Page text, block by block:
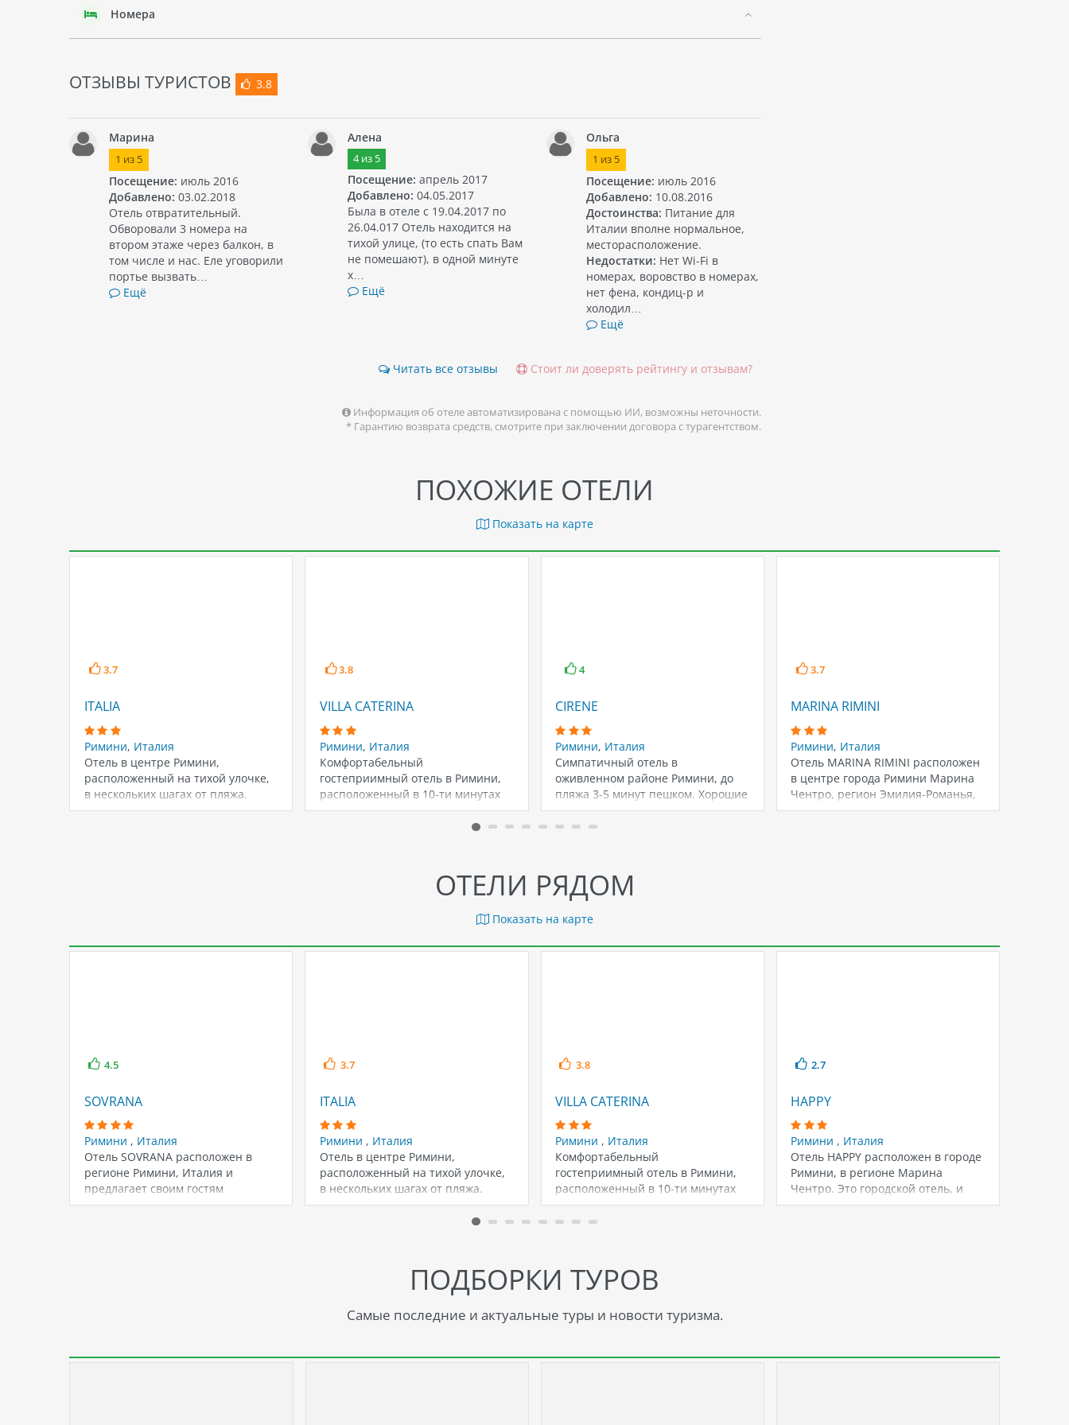
Номера
ОТЗЫВЫ ТУРИСТОВ 3.8
Марина
1 из 5
Посещение: июль 2016
Добавлено: 03.02.2018
Отель отвратительный.
Обворовали 3 номера на
втором этаже через балкон, в
том числе и нас. Еле уговорили
портье вызвать…
Ещё
Алена
4из 5
Посещение: апрель 2017
Добавлено: 04.05.2017
Была в отеле с 19.04.2017 по
26.04.017 Отель находится на
тихой улице, (то есть спать Вам
не помешают), в одной минуте
х…
Ещё
Ольга
1 из 5
Посещение: июль 2016
Добавлено: 10.08.2016
Достоинства: Питание для
Италии вполне нормальное,
месторасположение.
Недостатки: Нет Wi-Fi в
номерах, воровство в номерах,
нет фена, кондиц-р и
холодил…
Ещё
Читать все отзывы Стоит ли доверять рейтингу и отзывам?
Информация об отеле автоматизирована с помощью ИИ, возможны неточности.
* Гарантию возврата средств, смотрите при заключении договора с турагентством.
ПОХОЖИЕ ОТЕЛИ
Показать на карте
3.7
ITALIA
Римини, Италия
Отель в центре Римини,
расположенный на тихой улочке,
в нескольких шагах от пляжа.
Номера аккуратно…
3.8
VILLA CATERINA
Римини, Италия
Комфортабельный
гостеприимный отель в Римини,
расположенный в 10-ти минутах
ходьбы от пляжа и старинных
достопримечательностей,…
4
CIRENE
Римини, Италия
Симпатичный отель в
оживленном районе Римини, до
пляжа 3-5 минут пешком. Хорошие
условия размещения, удобные…
3.7
MARINA RIMINI
Римини, Италия
Отель MARINA RIMINI расположен
в центре города Римини Марина
Чентро, регион Эмилия-Романья,
Италия. Отель предлагает…
ОТЕЛИ РЯДОМ
Показать на карте
4.5
SOVRANA
Римини , Италия
Отель SOVRANA расположен в
регионе Римини, Италия и
предлагает своим гостям
комфортное проживание в
3.7
ITALIA
Римини , Италия
Отель в центре Римини,
расположенный на тихой улочке,
в нескольких шагах от пляжа.
Номера аккуратно…
3.8
VILLA CATERINA
Римини , Италия
Комфортабельный
гостеприимный отель в Римини,
расположенный в 10-ти минутах
ходьбы от пляжа и старинных
достопримечательностей,…
2.7
HAPPY
Римини , Италия
Отель HAPPY расположен в городе
Римини, в регионе Марина
Чентро. Это городской отель, и
его…
ПОДБОРКИ ТУРОВ
Самые последние и актуальные туры и новости туризма.